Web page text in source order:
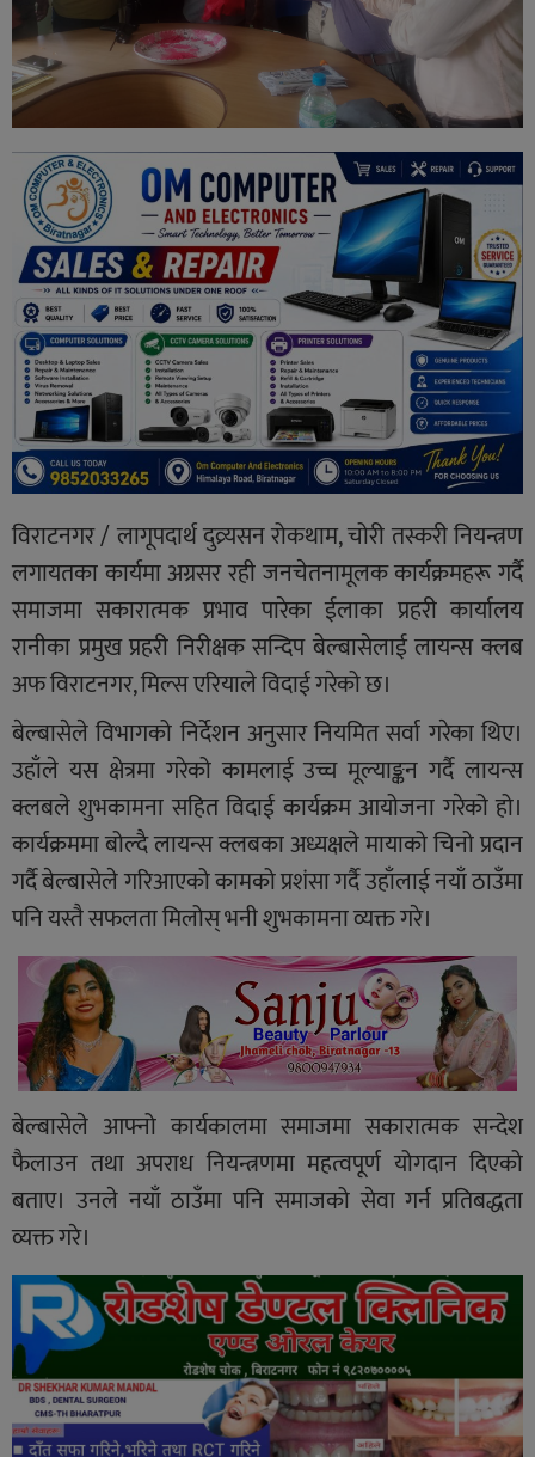
विराटनगर / लागूपदार्थ दुव्र्यसन रोकथाम, चोरी तस्करी नियन्त्रण
लगायतका कार्यमा अग्रसर रही जनचेतनामूलक कार्यक्रमहरू गर्दै
समाजमा सकारात्मक प्रभाव पारेका ईलाका प्रहरी कार्यालय
रानीका प्रमुख प्रहरी निरीक्षक सन्दिप बेल्बासेलाई लायन्स क्लब
अफ विराटनगर, मिल्स एरियाले विदाई गरेको छ।
बेल्बासेले विभागको निर्देशन अनुसार नियमित सर्वा गरेका थिए।
उहाँले यस क्षेत्रमा गरेको कामलाई उच्च मूल्याङ्कन गर्दै लायन्स
क्लबले शुभकामना सहित विदाई कार्यक्रम आयोजना गरेको हो।
कार्यक्रममा बोल्दै लायन्स क्लबका अध्यक्षले मायाको चिनो प्रदान
गर्दै बेल्बासेले गरिआएको कामको प्रशंसा गर्दै उहाँलाई नयाँ ठाउँमा
पनि यस्तै सफलता मिलोस् भनी शुभकामना व्यक्त गरे।
बेल्बासेले आफ्नो कार्यकालमा समाजमा सकारात्मक सन्देश
फैलाउन तथा अपराध नियन्त्रणमा महत्वपूर्ण योगदान दिएको
बताए। उनले नयाँ ठाउँमा पनि समाजको सेवा गर्न प्रतिबद्धता
व्यक्त गरे।